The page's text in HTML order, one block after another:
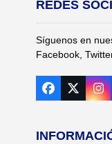
REDES
Síguenos en
Facebook,
Facebook
Twitter